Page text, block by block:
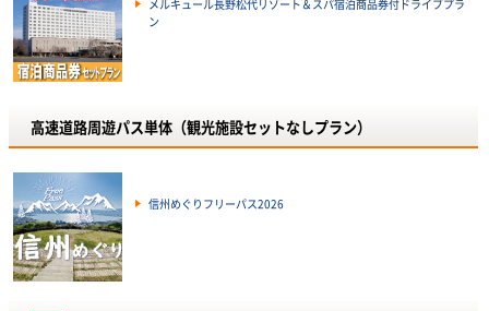
メルキュール長野松代リゾート＆スパ宿泊商品券付ドライブプラ
ン
高速道路周遊パス単体（観光施設セットなしプラン）
信州めぐりフリーパス2026